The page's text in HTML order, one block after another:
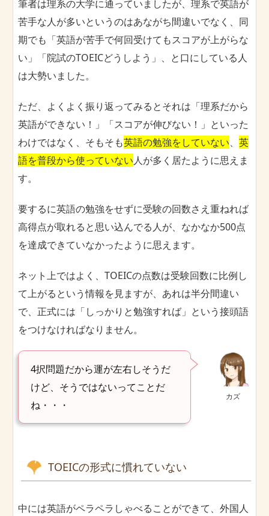
筆者は理系の大学に通っていましたが、理系で英語が
苦手な人が多いというのはあながち間違いでなく、同
期でも「英語が苦手で何回受けてもスコアが上がらな
い」「院試のTOEICどうしよう」、と口にしている人
は大勢いました。
ただ、よくよく振り返ってみるとそれは「理系だから
英語ができない！」「スコアが伸びない！」といった
わけではなく、そもそも英語の勉強をしていない、 英
語を普段から使っていない人が多く居たように思えま
す。
要するに英語の勉強をせずに受験の回数さえ重ねれば
高得点が取れると思い込んでる人が、なかなか500点
を達成できていなかったように思えます。
ネット上ではよく、TOEICの点数は受験回数に比例し
て上がるという情報を見ますが、あれは半分間違い
で、正式には「しっかりと勉強すれば」という接頭語
をつけなければなりません。
カズ
4択問題だから運が左右しそうだ
けど、そうではないってことだ
ね・・・
TOEICの形式に慣れていない
中には英語がペラペラしゃべることができて、外国人